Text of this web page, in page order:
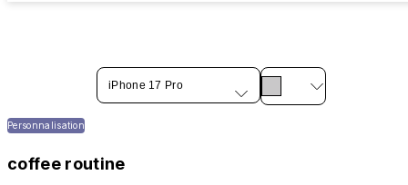
iPhone 17 Pro
Personnalisation
coffee routine